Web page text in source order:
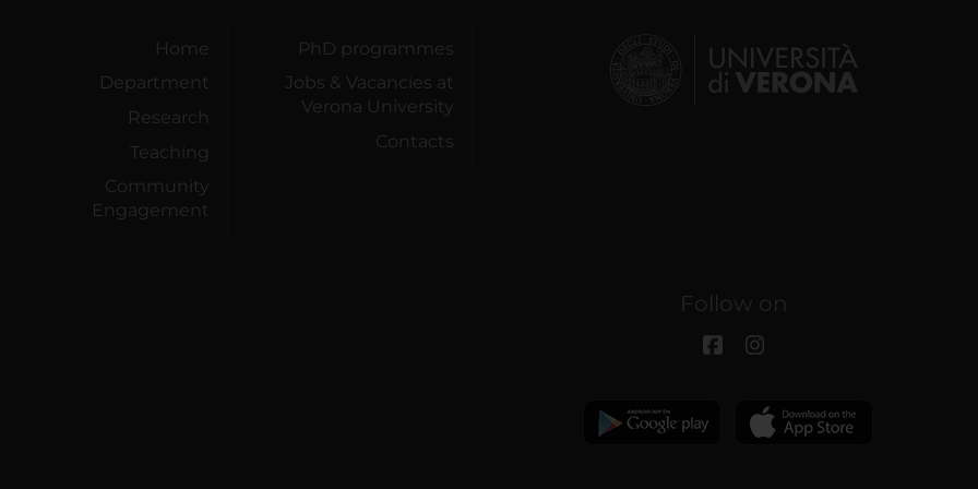
Home
Department
Research
Teaching
Community
Engagement
PhD programmes
Jobs & Vacancies at
Verona University
Contacts
Follow on